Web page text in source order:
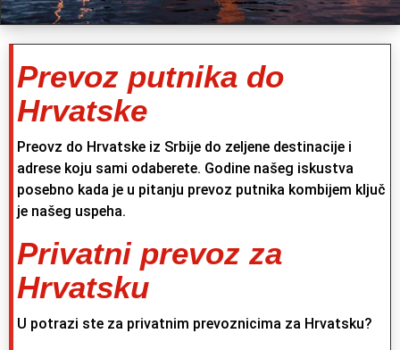
Prevoz putnika do
Hrvatske
Preovz do Hrvatske iz Srbije do zeljene destinacije i
adrese koju sami odaberete. Godine našeg iskustva
posebno kada je u pitanju prevoz putnika kombijem ključ
je našeg uspeha.
Privatni prevoz za
Hrvatsku
U potrazi ste za privatnim prevoznicima za Hrvatsku?